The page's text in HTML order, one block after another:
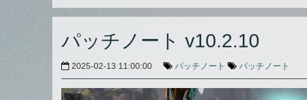
パッチノート v10.2.10
2025-02-13 11:00:00 パッチノート パッチノート